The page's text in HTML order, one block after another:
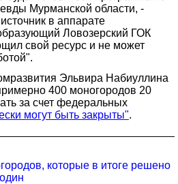
Мурманской области, -
в аппарате
Ловозерский ГОК
свой ресурс и не может
Эльвира Набиуллина
400 моногородов 20
за счет федеральных
могут быть закрыты".
которые в итоге решено